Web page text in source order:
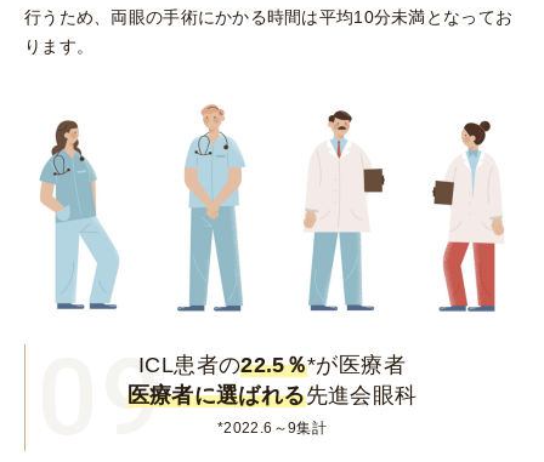
行うため、両眼の手術にかかる時間は平均10分未満となってお
ります。
09ICL患者の22.5％*が医療者
医療者に選ばれる先進会眼科
*2022.6～9集計